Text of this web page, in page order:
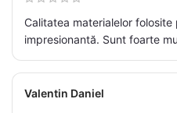
Calitatea materialelor
impresionantă. Sunt foarte
Valentin Daniel